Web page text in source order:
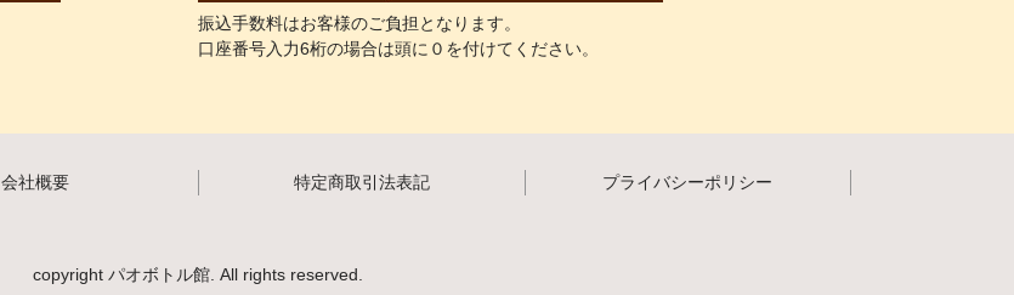
振込手数料はお客様のご負担となります。
口座番号入力6桁の場合は頭に０を付けてください。
会社概要 特定商取引法表記 プライバシーポリシー
copyright パオボトル館. All rights reserved.